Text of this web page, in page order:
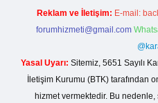
Reklam ve İletişim: E-mail:
forumhizmeti@gmail.com
Yasal Uyarı: Sitemiz, 5651 Sayılı
İletişim Kurumu (BTK) tarafından
hizmet vermektedir. Bu